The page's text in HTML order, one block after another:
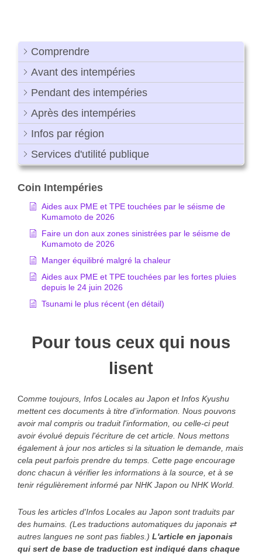
Comprendre
Avant des intempéries
Pendant des intempéries
Après des intempéries
Infos par région
Services d'utilité publique
Coin Intempéries
Aides aux PME et TPE touchées par le séisme de
Kumamoto de 2026
Faire un don aux zones sinistrées par le séisme de
Kumamoto de 2026
Manger équilibré malgré la chaleur
Aides aux PME et TPE touchées par les fortes pluies
depuis le 24 juin 2026
Tsunami le plus récent (en détail)
Pour tous ceux qui nous
lisent
Comme toujours, Infos Locales au Japon et Infos Kyushu
mettent ces documents à titre d’information. Nous pouvons
avoir mal compris ou traduit l'information, ou celle-ci peut
avoir évolué depuis l'écriture de cet article. Nous mettons
également à jour nos articles si la situation le demande, mais
cela peut parfois prendre du temps. Cette page encourage
donc chacun à vérifier les informations à la source, et à se
tenir régulièrement informé par NHK Japon ou NHK World.
Tous les articles d'Infos Locales au Japon sont traduits par
des humains. (Les traductions automatiques du japonais ⇄
autres langues ne sont pas fiables.) L'article en japonais
qui sert de base de traduction est indiqué dans chaque